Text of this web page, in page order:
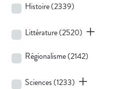
Histoire(2339)
Littérature(2520)
Régionalisme(2142)
Sciences (1233)